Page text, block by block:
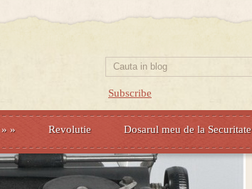
Subscribe
» » Revolutie Dosarul meu de la Securitate